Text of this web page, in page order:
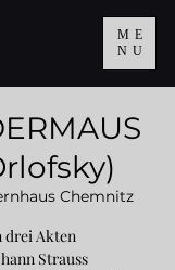
ME
NU
Chemnitz
drei Akten
Strauss